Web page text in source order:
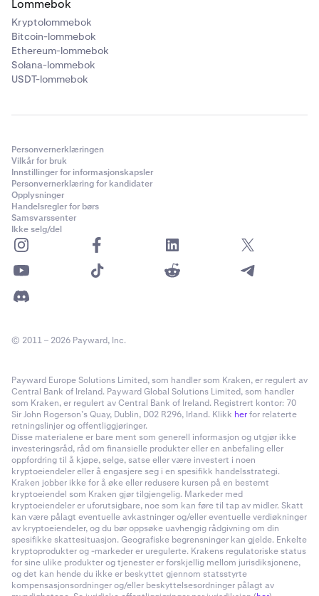
Lommebok
Kryptolommebok
Bitcoin-lommebok
Ethereum-lommebok
Solana-lommebok
USDT-lommebok
Personvernerklæringen
Vilkår for bruk
Innstillinger for informasjonskapsler
Personvernerklæring for kandidater
Opplysninger
Handelsregler for børs
Samsvarssenter
Ikke selg/del
© 2011 – 2026 Payward, Inc.
Payward Europe Solutions Limited, som handler som Kraken, er regulert av
Central Bank of Ireland. Payward Global Solutions Limited, som handler
som Kraken, er regulert av Central Bank of Ireland. Registrert kontor: 70
Sir John Rogerson’s Quay, Dublin, D02 R296, Irland. Klikk herfor relaterte
retningslinjer og offentliggjøringer.
Disse materialene er bare ment som generell informasjon og utgjør ikke
investeringsråd, råd om finansielle produkter eller en anbefaling eller
oppfordring til å kjøpe, selge, satse eller være investert i noen
kryptoeiendeler eller å engasjere seg i en spesifikk handelsstrategi.
Kraken jobber ikke for å øke eller redusere kursen på en bestemt
kryptoeiendel som Kraken gjør tilgjengelig. Markeder med
kryptoeiendeler er uforutsigbare, noe som kan føre til tap av midler. Skatt
kan være pålagt eventuelle avkastninger og/eller eventuelle verdiøkninger
av kryptoeiendeler, og du bør oppsøke uavhengig rådgivning om din
spesifikke skattesituasjon. Geografiske begrensninger kan gjelde. Enkelte
kryptoprodukter og -markeder er uregulerte. Krakens regulatoriske status
for sine ulike produkter og tjenester er forskjellig mellom jurisdiksjonene,
og det kan hende du ikke er beskyttet gjennom statsstyrte
kompensasjonsordninger og/eller beskyttelsesordninger pålagt av